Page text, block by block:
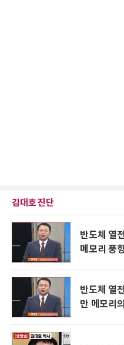
김대호 진단
반도체 열
메모리 풍
반도체 열
만 메모리